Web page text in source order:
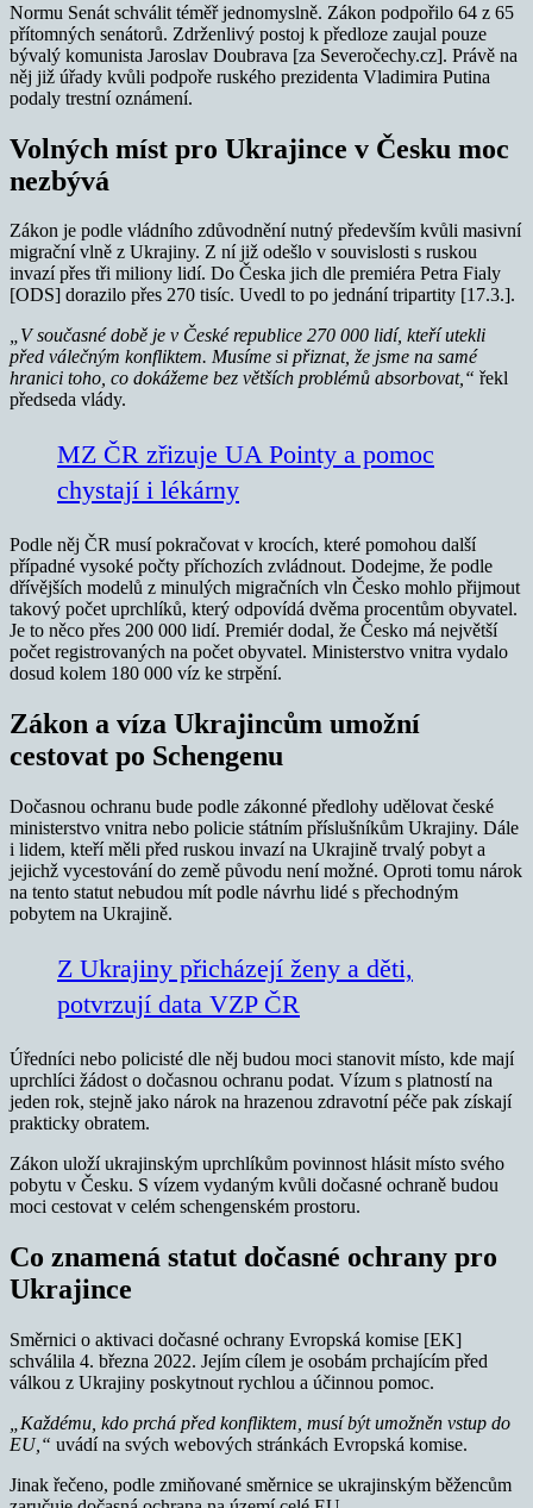
Normu Senát schválit téměř jednomyslně. Zákon podpořilo 64 z 65
přítomných senátorů. Zdrženlivý postoj k předloze zaujal pouze
bývalý komunista Jaroslav Doubrava [za Severočechy.cz]. Právě na
něj již úřady kvůli podpoře ruského prezidenta Vladimira Putina
podaly trestní oznámení.
Volných míst pro Ukrajince v Česku moc
nezbývá
Zákon je podle vládního zdůvodnění nutný především kvůli masivní
migrační vlně z Ukrajiny. Z ní již odešlo v souvislosti s ruskou
invazí přes tři miliony lidí. Do Česka jich dle premiéra Petra Fialy
[ODS] dorazilo přes 270 tisíc. Uvedl to po jednání tripartity [17.3.].
„V současné době je v České republice 270 000 lidí, kteří utekli
před válečným konfliktem. Musíme si přiznat, že jsme na samé
hranici toho, co dokážeme bez větších problémů absorbovat,“ řekl
předseda vlády.
MZ ČR zřizuje UA Pointy a pomoc
chystají i lékárny
Podle něj ČR musí pokračovat v krocích, které pomohou další
případné vysoké počty příchozích zvládnout. Dodejme, že podle
dřívějších modelů z minulých migračních vln Česko mohlo přijmout
takový počet uprchlíků, který odpovídá dvěma procentům obyvatel.
Je to něco přes 200 000 lidí. Premiér dodal, že Česko má největší
počet registrovaných na počet obyvatel. Ministerstvo vnitra vydalo
dosud kolem 180 000 víz ke strpění.
Zákon a víza Ukrajincům umožní
cestovat po Schengenu
Dočasnou ochranu bude podle zákonné předlohy udělovat české
ministerstvo vnitra nebo policie státním příslušníkům Ukrajiny. Dále
i lidem, kteří měli před ruskou invazí na Ukrajině trvalý pobyt a
jejichž vycestování do země původu není možné. Oproti tomu nárok
na tento statut nebudou mít podle návrhu lidé s přechodným
pobytem na Ukrajině.
Z Ukrajiny přicházejí ženy a děti,
potvrzují data VZP ČR
Úředníci nebo policisté dle něj budou moci stanovit místo, kde mají
uprchlíci žádost o dočasnou ochranu podat. Vízum s platností na
jeden rok, stejně jako nárok na hrazenou zdravotní péče pak získají
prakticky obratem.
Zákon uloží ukrajinským uprchlíkům povinnost hlásit místo svého
pobytu v Česku. S vízem vydaným kvůli dočasné ochraně budou
moci cestovat v celém schengenském prostoru.
Co znamená statut dočasné ochrany pro
Ukrajince
Směrnici o aktivaci dočasné ochrany Evropská komise [EK]
schválila 4. března 2022. Jejím cílem je osobám prchajícím před
válkou z Ukrajiny poskytnout rychlou a účinnou pomoc.
„Každému, kdo prchá před konfliktem, musí být umožněn vstup do
EU,“ uvádí na svých webových stránkách Evropská komise.
Jinak řečeno, podle zmiňované směrnice se ukrajinským běžencům